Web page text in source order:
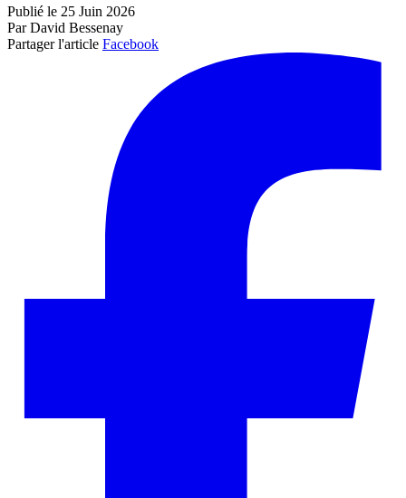
Publié le 25 Juin 2026
Par David Bessenay
Partager l'article Facebook